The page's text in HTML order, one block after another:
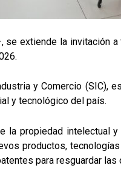
extiende la invitación
y Comercio
y tecnológico del país.
la propiedad intelectual
productos,
para resguardar las